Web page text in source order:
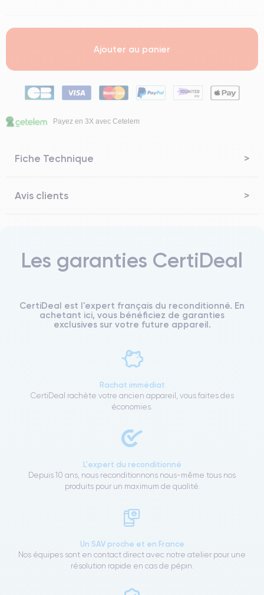
Ajouter au panier
Payez en 3X avec Cetelem
Fiche Technique
Avis clients
Les garanties CertiDeal
CertiDeal est l'expert français du reconditionné. En
achetant ici, vous bénéficiez de garanties
exclusives sur votre future appareil.
Rachat immédiat
CertiDeal rachète votre ancien appareil, vous faites des
économies.
L'expert du reconditionné
Depuis 10 ans, nous reconditionnons nous-même tous nos
produits pour un maximum de qualité.
Un SAV proche et en France
Nos équipes sont en contact direct avec notre atelier pour une
résolution rapide en cas de pépin.